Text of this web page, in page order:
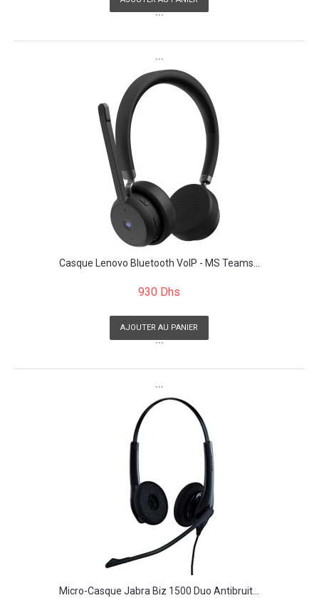
```
```
Casque Lenovo Bluetooth VoIP - MS Teams...
930 Dhs
AJOUTER AU PANIER
```
```
Micro-Casque Jabra Biz 1500 Duo Antibruit...